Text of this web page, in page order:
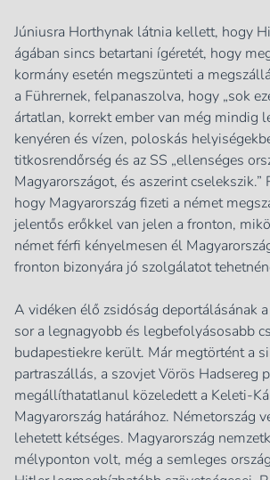
Júniusra Horthynak látnia kellett, hogy
ágában sincs betartani ígéretét, hogy
kormány esetén megszünteti a
a Führernek, felpanaszolva, hogy „sok
ártatlan, korrekt ember van még mindig
kenyéren és vízen, poloskás
titkosrendőrség és az SS „ellenséges
Magyarországot, és aszerint cselekszik.”
hogy Magyarország fizeti a német
jelentős erőkkel van jelen a fronton,
német férfi kényelmesen él
fronton bizonyára jó szolgálatot
A vidéken élő zsidóság deportálásának
sor a legnagyobb és legbefolyásosabb
budapestiekre került. Már megtörtént a
partraszállás, a szovjet Vörös Hadsereg
megállíthatatlanul közeledett a Keleti-
Magyarország határához. Németország
lehetett kétséges. Magyarország
mélyponton volt, még a semleges